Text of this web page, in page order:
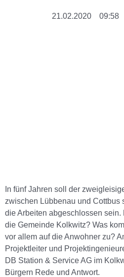
21.02.2020 09:58
In fünf Jahren soll der
zwischen Lübbenau und Cottbus
die Arbeiten abgeschlossen
die Gemeinde Kolkwitz? Was
vor allem auf die Anwohner zu?
Projektleiter und
DB Station & Service AG im
Bürgern Rede und Antwort.